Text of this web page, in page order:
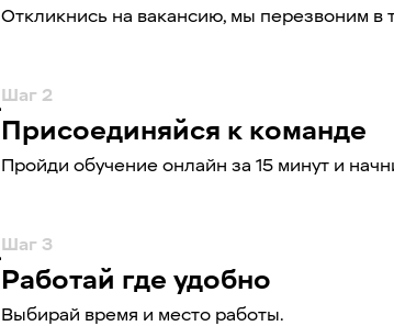
Откликнись на вакансию, мы перезвоним в
Шаг 2
Присоединяйся к команде
Пройди обучение онлайн за 15 минут и
Шаг 3
Работай где удобно
Выбирай время и место работы.